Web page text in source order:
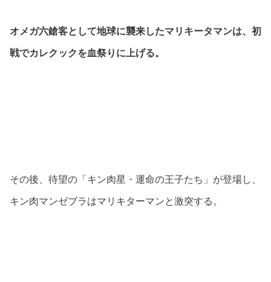
オメガ六鎗客として地球に襲来したマリキータマンは、初
戦でカレクックを血祭りに上げる。
その後、待望の「キン肉星・運命の王子たち」が登場し、
キン肉マンゼブラはマリキターマンと激突する。